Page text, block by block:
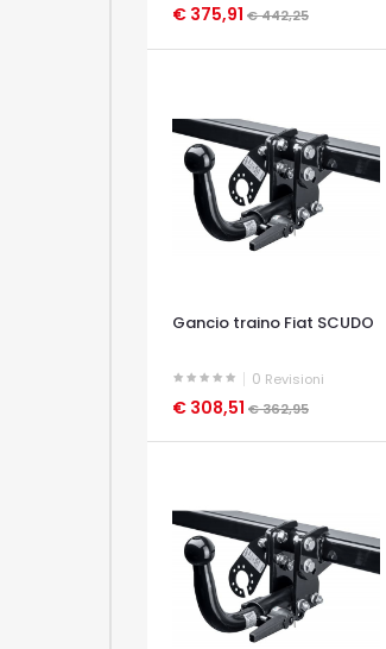
€ 375,91 € 442,25
OCCHIATA VELOCE
Gancio traino Fiat SCUDO
0 Revisioni
€ 308,51 € 362,95
OCCHIATA VELOCE